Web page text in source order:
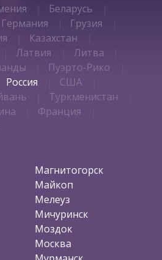
Беларусь
Германия
Грузия
Казахстан
Латвия
Литва
Пуэрто-Рико
Россия
США
Туркменистан
Франция
Магнитогорск
Майкоп
Мелеуз
Мичуринск
Моздок
Москва